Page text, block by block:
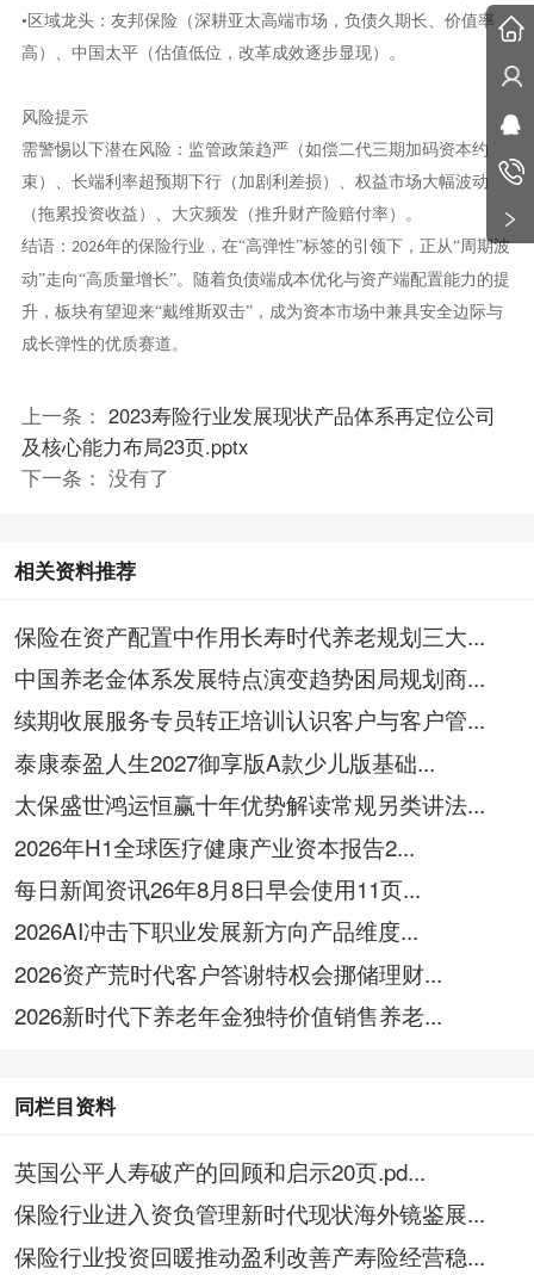
•区域龙头：友邦保险（深耕亚太高端市场，负债久期长、价值率
高）、中国太平（估值低位，改革成效逐步显现）。
风险提示
需警惕以下潜在风险：监管政策趋严（如偿二代三期加码资本约
束）、长端利率超预期下行（加剧利差损）、权益市场大幅波动
（拖累投资收益）、大灾频发（推升财产险赔付率）。
结语： 2026年的保险行业，在“高弹性”标签的引领下，正从“周期波
动”走向“高质量增长”。随着负债端成本优化与资产端配置能力的提
升，板块有望迎来“戴维斯双击”，成为资本市场中兼具安全边际与
成长弹性的优质赛道。
上一条： 2023寿险行业发展现状产品体系再定位公司
及核心能力布局23页.pptx
下一条： 没有了
相关资料推荐
保险在资产配置中作用长寿时代养老规划三大...
中国养老金体系发展特点演变趋势困局规划商...
续期收展服务专员转正培训认识客户与客户管...
泰康泰盈人生2027御享版A款少儿版基础...
太保盛世鸿运恒赢十年优势解读常规另类讲法...
2026年H1全球医疗健康产业资本报告2...
每日新闻资讯26年8月8日早会使用11页...
2026AI冲击下职业发展新方向产品维度...
2026资产荒时代客户答谢特权会挪储理财...
2026新时代下养老年金独特价值销售养老...
同栏目资料
英国公平人寿破产的回顾和启示20页.pd...
保险行业进入资负管理新时代现状海外镜鉴展...
保险行业投资回暖推动盈利改善产寿险经营稳...